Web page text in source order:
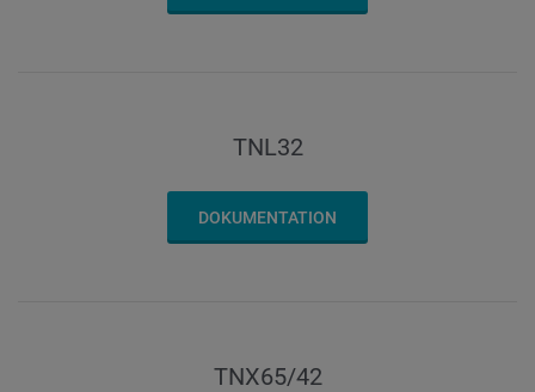
TNL32
DOKUMENTATION
TNX65/42